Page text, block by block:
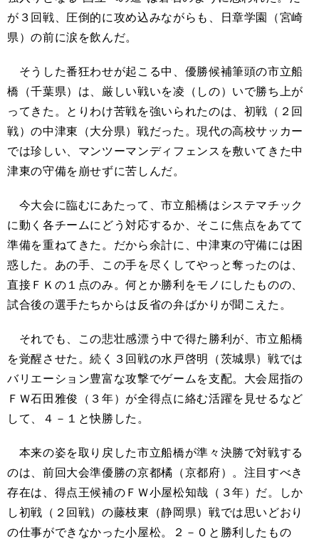
が３回戦、圧倒的に攻め込みながらも、日章学園（宮崎
県）の前に涙を飲んだ。
そうした番狂わせが起こる中、優勝候補筆頭の市立船
橋（千葉県）は、厳しい戦いを凌（しの）いで勝ち上が
ってきた。とりわけ苦戦を強いられたのは、初戦（２回
戦）の中津東（大分県）戦だった。現代の高校サッカー
では珍しい、マンツーマンディフェンスを敷いてきた中
津東の守備を崩せずに苦しんだ。
今大会に臨むにあたって、市立船橋はシステマチック
に動く各チームにどう対応するか、そこに焦点をあてて
準備を重ねてきた。だから余計に、中津東の守備には困
惑した。あの手、この手を尽くしてやっと奪ったのは、
直接ＦＫの１点のみ。何とか勝利をモノにしたものの、
試合後の選手たちからは反省の弁ばかりが聞こえた。
それでも、この悲壮感漂う中で得た勝利が、市立船橋
を覚醒させた。続く３回戦の水戸啓明（茨城県）戦では
バリエーション豊富な攻撃でゲームを支配。大会屈指の
ＦＷ石田雅俊（３年）が全得点に絡む活躍を見せるなど
して、４－１と快勝した。
本来の姿を取り戻した市立船橋が準々決勝で対戦する
のは、前回大会準優勝の京都橘（京都府）。注目すべき
存在は、得点王候補のＦＷ小屋松知哉（３年）だ。しか
し初戦（２回戦）の藤枝東（静岡県）戦では思いどおり
の仕事ができなかった小屋松。２－０と勝利したもの